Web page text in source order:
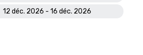
12 déc. 2026 - 16 déc. 2026